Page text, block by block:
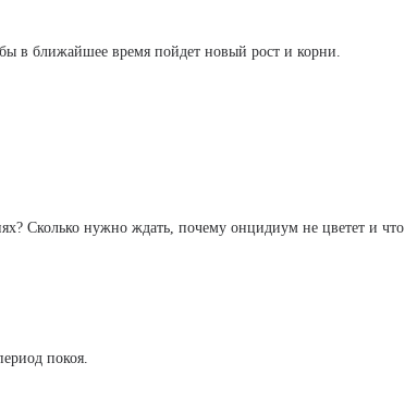
в ближайшее время пойдет новый рост и корни.
Сколько нужно ждать, почему онцидиум не цветет и что
покоя.